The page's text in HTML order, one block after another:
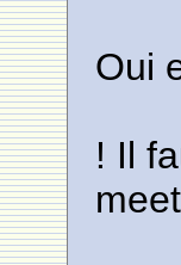
Oui
! Il